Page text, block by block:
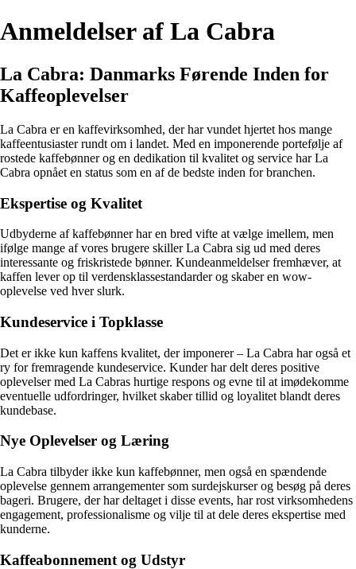
Anmeldelser af La Cabra
La Cabra: Danmarks Førende Inden for
Kaffeoplevelser
La Cabra er en kaffevirksomhed, der har vundet hjertet hos mange
kaffeentusiaster rundt om i landet. Med en imponerende portefølje af
rostede kaffebønner og en dedikation til kvalitet og service har La
Cabra opnået en status som en af de bedste inden for branchen.
Ekspertise og Kvalitet
Udbyderne af kaffebønner har en bred vifte at vælge imellem, men
ifølge mange af vores brugere skiller La Cabra sig ud med deres
interessante og friskristede bønner. Kundeanmeldelser fremhæver, at
kaffen lever op til verdensklassestandarder og skaber en wow-
oplevelse ved hver slurk.
Kundeservice i Topklasse
Det er ikke kun kaffens kvalitet, der imponerer – La Cabra har også et
ry for fremragende kundeservice. Kunder har delt deres positive
oplevelser med La Cabras hurtige respons og evne til at imødekomme
eventuelle udfordringer, hvilket skaber tillid og loyalitet blandt deres
kundebase.
Nye Oplevelser og Læring
La Cabra tilbyder ikke kun kaffebønner, men også en spændende
oplevelse gennem arrangementer som surdejskurser og besøg på deres
bageri. Brugere, der har deltaget i disse events, har rost virksomhedens
engagement, professionalisme og vilje til at dele deres ekspertise med
kunderne.
Kaffeabonnement og Udstyr